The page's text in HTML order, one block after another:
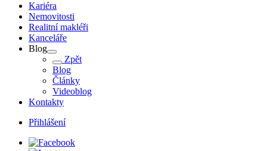
Kariéra
Nemovitosti
Realitní makléři
Kanceláře
Blog
Zpět
Blog
Články
Videoblog
Kontakty
Přihlášení